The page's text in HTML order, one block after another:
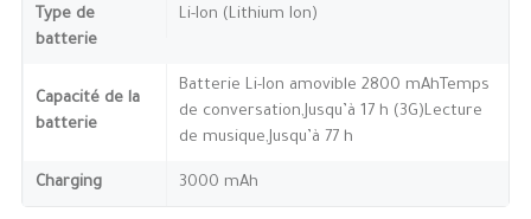
Type de
batterie
Li-Ion (Lithium Ion)
Capacité de la
batterie
Batterie Li-Ion amovible 2800 mAhTemps
de conversation,Jusqu’à 17 h (3G)Lecture
de musique,Jusqu’à 77 h
Charging 3000 mAh